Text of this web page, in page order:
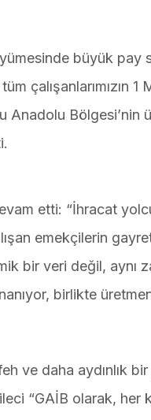
büyük
çalışanlarımızın
Anadolu Bölgesi’nin
etti: “İhracat
emekçilerin
bir veri değil, aynı
birlikte
ve daha aydınlık
“GAİB olarak, her